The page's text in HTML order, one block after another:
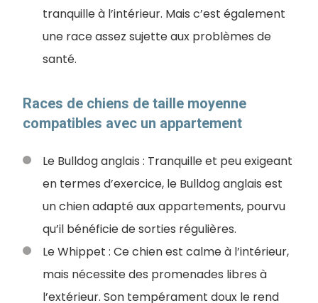
tranquille à l’intérieur. Mais c’est également
une race assez sujette aux problèmes de
santé.
Races de chiens de taille moyenne
compatibles avec un appartement
Le Bulldog anglais : Tranquille et peu exigeant
en termes d’exercice, le Bulldog anglais est
un chien adapté aux appartements, pourvu
qu’il bénéficie de sorties régulières.
Le Whippet : Ce chien est calme à l’intérieur,
mais nécessite des promenades libres à
l’extérieur. Son tempérament doux le rend